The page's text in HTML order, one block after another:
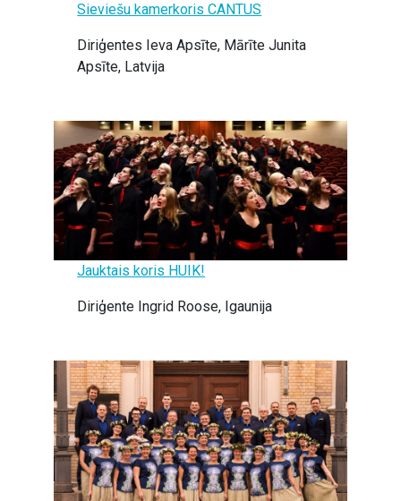
Sieviešu kamerkoris CANTUS
Diriģentes Ieva Apsīte, Mārīte Junita
Apsīte, Latvija
Jauktais koris HUIK!
Diriģente Ingrid Roose, Igaunija